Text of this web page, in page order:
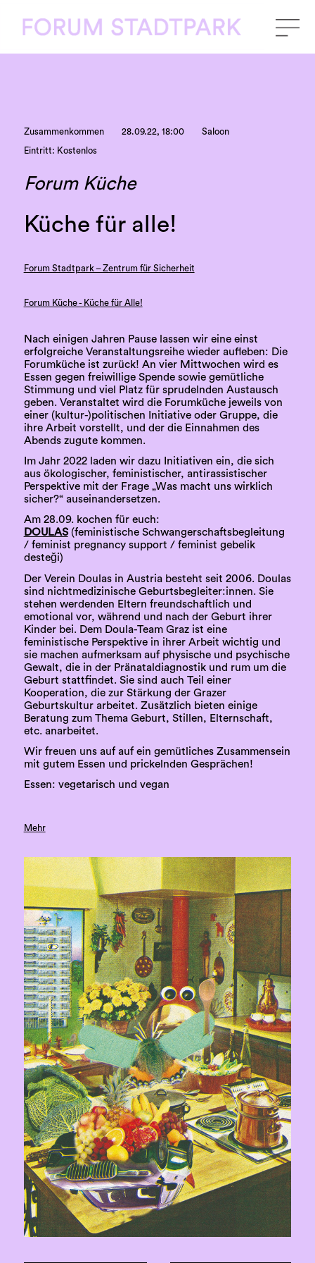
Zusammenkommen 28.09.22, 18:00 Saloon
Eintritt: Kostenlos
Forum Küche
Küche für alle!
Forum Stadtpark – Zentrum für Sicherheit
Forum Küche - Küche für Alle!
Nach einigen Jahren Pause lassen wir eine einst
erfolgreiche Veranstaltungsreihe wieder aufleben: Die
Forumküche ist zurück! An vier Mittwochen wird es
Essen gegen freiwillige Spende sowie gemütliche
Stimmung und viel Platz für sprudelnden Austausch
geben. Veranstaltet wird die Forumküche jeweils von
einer (kultur-)politischen Initiative oder Gruppe, die
ihre Arbeit vorstellt, und der die Einnahmen des
Abends zugute kommen.
Im Jahr 2022 laden wir dazu Initiativen ein, die sich
aus ökologischer, feministischer, antirassistischer
Perspektive mit der Frage „Was macht uns wirklich
sicher?“ auseinandersetzen.
Am 28.09. kochen für euch:
DOULAS(feministische Schwangerschaftsbegleitung
/ feminist pregnancy support / feminist gebelik
desteği)
Der Verein Doulas in Austria besteht seit 2006. Doulas
sind nichtmedizinische Geburtsbegleiter:innen. Sie
stehen werdenden Eltern freundschaftlich und
emotional vor, während und nach der Geburt ihrer
Kinder bei. Dem Doula-Team Graz ist eine
feministische Perspektive in ihrer Arbeit wichtig und
sie machen aufmerksam auf physische und psychische
Gewalt, die in der Pränataldiagnostik und rum um die
Geburt stattfindet. Sie sind auch Teil einer
Kooperation, die zur Stärkung der Grazer
Geburtskultur arbeitet. Zusätzlich bieten einige
Beratung zum Thema Geburt, Stillen, Elternschaft,
etc. anarbeitet.
Wir freuen uns auf auf ein gemütliches Zusammensein
mit gutem Essen und prickelnden Gesprächen!
Essen: vegetarisch und vegan
Mehr